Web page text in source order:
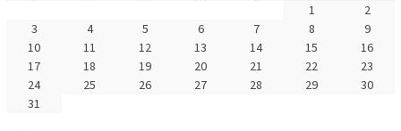
1
2
3
4 5 6 7 8
9
10
11 12 13 14 15
16
17
18 19 20 21 22
23
24
25 26 27 28 29
30
31